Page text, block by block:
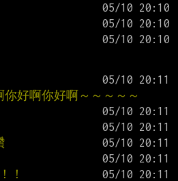
好啊你好啊～～～～～
！